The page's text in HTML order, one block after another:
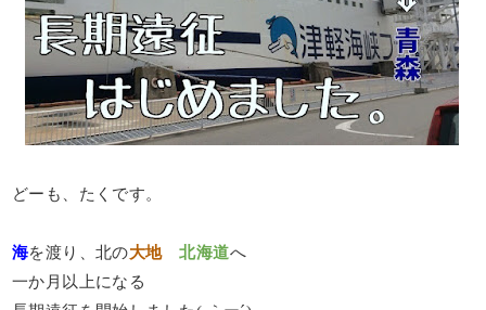
どーも、たくです。
海を渡り、北の大地 北海道へ
一か月以上になる